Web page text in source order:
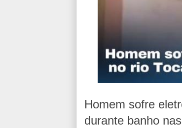
Homem sofre
durante banho